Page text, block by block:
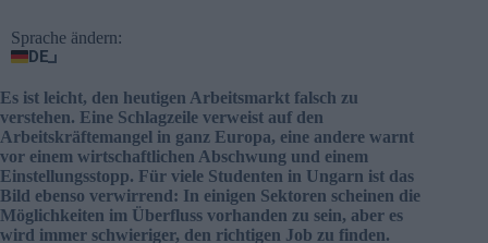
Sprache ändern:
DE
Es ist leicht, den heutigen Arbeitsmarkt falsch zu
verstehen. Eine Schlagzeile verweist auf den
Arbeitskräftemangel in ganz Europa, eine andere warnt
vor einem wirtschaftlichen Abschwung und einem
Einstellungsstopp. Für viele Studenten in Ungarn ist das
Bild ebenso verwirrend: In einigen Sektoren scheinen die
Möglichkeiten im Überfluss vorhanden zu sein, aber es
wird immer schwieriger, den richtigen Job zu finden.